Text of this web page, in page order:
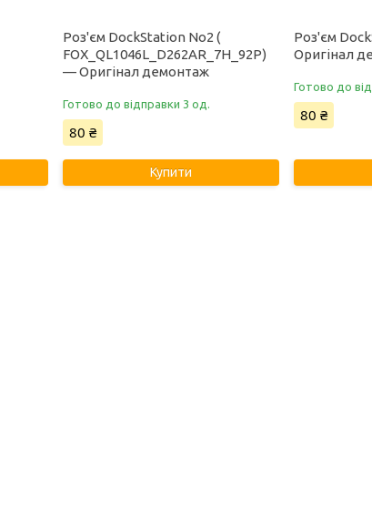
Роз'єм DockStation No2 (
FOX_QL1046L_D262AR_7H_92P)
— Оригінал демонтаж
Готово до відправки 3 од.
80 ₴
Купити
Роз'єм
Оригінал
Готово до
80 ₴